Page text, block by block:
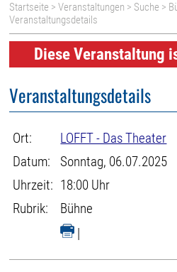
Startseite >Veranstaltungen > Suche >
Veranstaltungsdetails
Diese Veranstaltung
Veranstaltungsdetails
Ort:
LOFFT - Das Theater
Datum:
Sonntag, 06.07.2025
Uhrzeit: 18:00 Uhr
Rubrik:
Bühne
|